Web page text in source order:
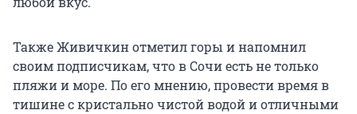
Также Живичкин отметил горы и напомнил
своим подписчикам, что в Сочи есть не только
пляжи и море. По его мнению, провести время в
тишине с кристально чистой водой и отличными